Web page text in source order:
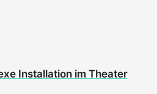
Installation im Theater